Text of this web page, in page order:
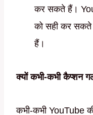
कर सकते हैं।
को सही कर
हैं।
क्यों कभी-कभी कैप्शन
कभी-कभी YouTube